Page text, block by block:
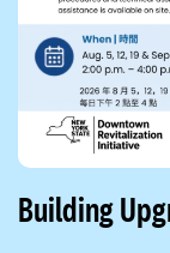
Building